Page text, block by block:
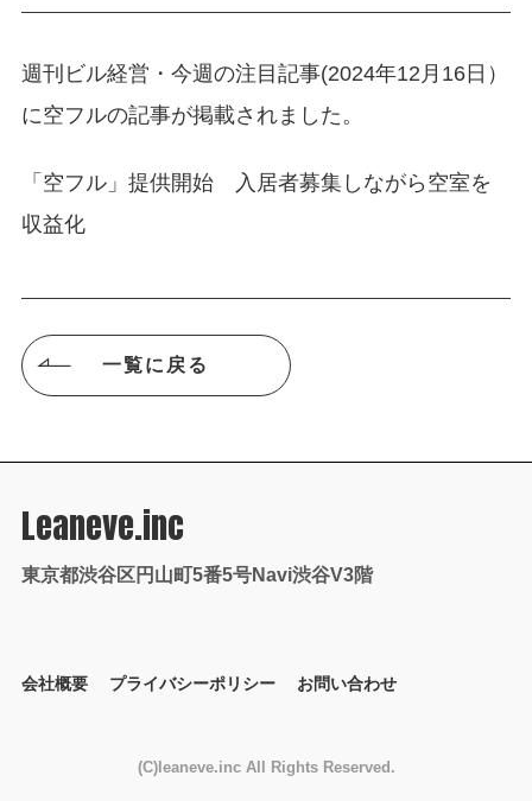
週刊ビル経営・今週の注目記事(2024年12月16日）
に空フルの記事が掲載されました。
「空フル」提供開始 入居者募集しながら空室を
収益化
一覧に戻る
Leaneve.inc
東京都渋谷区円山町5番5号Navi渋谷V3階
会社概要 プライバシーポリシー お問い合わせ
(C)leaneve.inc All Rights Reserved.